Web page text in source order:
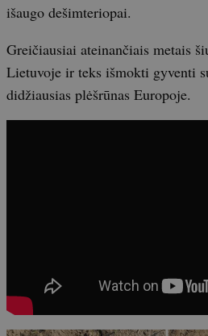
išaugo dešimteriopai.
Greičiausiai ateinančiais metais
Lietuvoje ir teks išmokti gyventi
didžiausias plėšrūnas Europoje.